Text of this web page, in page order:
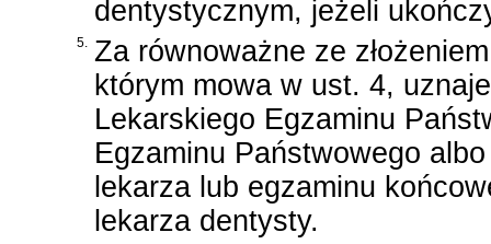
dentystycznym, jeżeli
5. Za równoważne ze
którym mowa w ust. 4,
Lekarskiego Egzaminu
Egzaminu Państwowego
lekarza lub egzaminu
lekarza dentysty.